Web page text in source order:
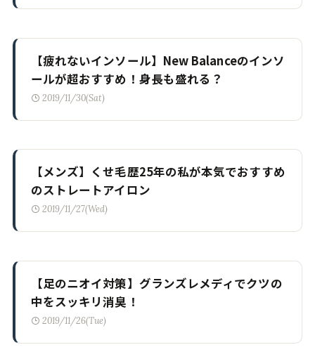
【疲れないインソール】New Balanceのインソ
ールが超おすすめ！身長も盛れる？
2019/11/30(Sat)
【メンズ】くせ毛歴25年の私が本気でおすすめ
のストレートアイロン
2019/11/27(Wed)
【足のニオイ対策】グランズレメディでクツの
中をスッキリ消臭！
2019/11/26(Tue)